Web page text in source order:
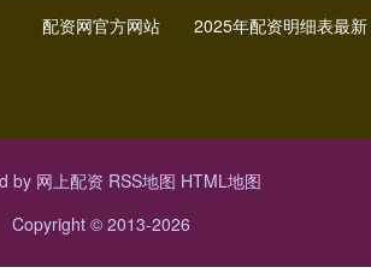
配资网官方网站 2025年配资明细表最新
by 网上配资 RSS地图 HTML地图
Copyright © 2013-2026